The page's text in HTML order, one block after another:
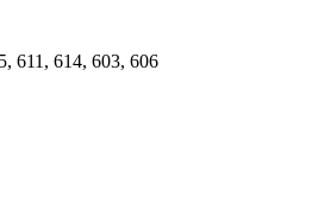
611, 614, 603, 606